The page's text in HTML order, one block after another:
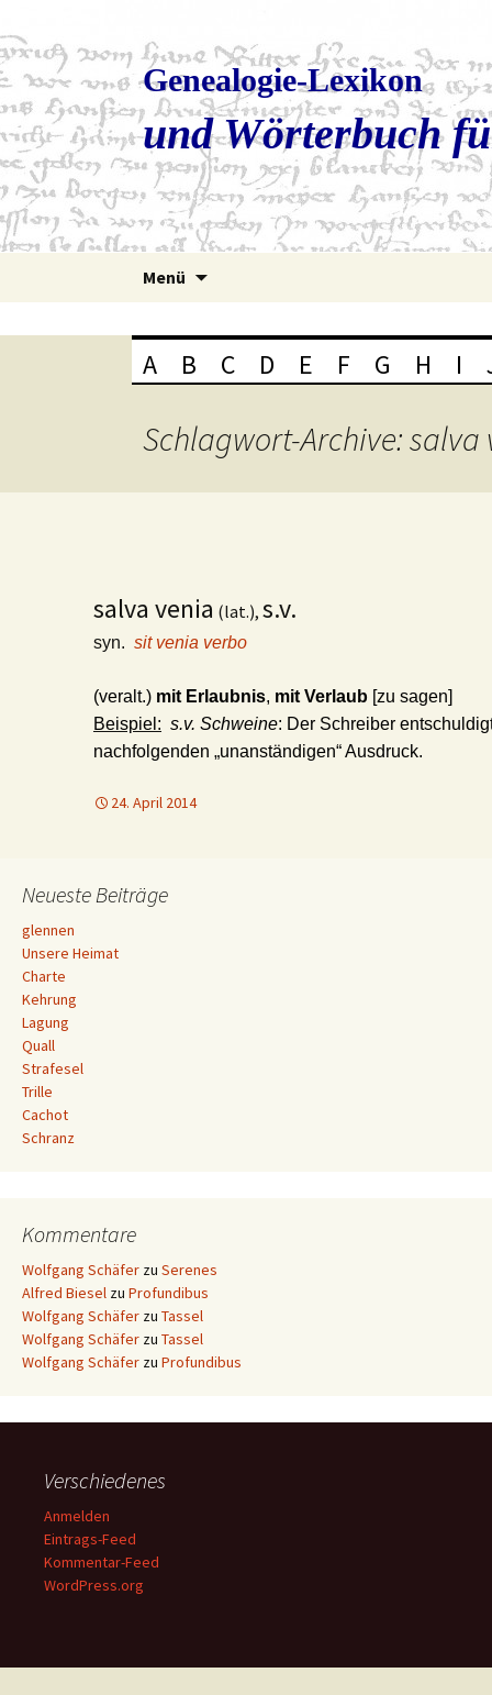
Genealogie-Lexikon
und Wörterbuch
Menü
A B C D E F G H I
Schlagwort-Archive: salva
salva venia (lat.), s.v.
syn. sit venia verbo
(veralt.) mit Erlaubnis, mit Verlaub [zu sagen]
Beispiel: s.v. Schweine: Der Schreiber
nachfolgenden „unanständigen“ Ausdruck.
24. April 2014
Neueste Beiträge
glennen
Unsere Heimat
Charte
Kehrung
Lagung
Quall
Strafesel
Trille
Cachot
Schranz
Kommentare
Wolfgang Schäfer zu Serenes
Alfred Biesel zu Profundibus
Wolfgang Schäfer zu Tassel
Wolfgang Schäfer zu Tassel
Wolfgang Schäfer zu Profundibus
Verschiedenes
Anmelden
Eintrags-Feed
Kommentar-Feed
WordPress.org